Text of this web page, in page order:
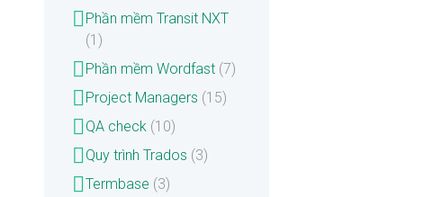
Phần mềm Transit NXT
(1)
Phần mềm Wordfast (7)
Project Managers (15)
QA check (10)
Quy trình Trados (3)
Termbase (3)